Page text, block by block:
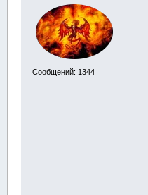
Сообщений: 1344